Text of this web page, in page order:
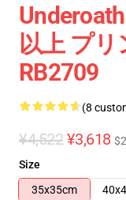
以上 プ
RB2709
(8
¥4,522 ¥3,618
Size
35x35cm